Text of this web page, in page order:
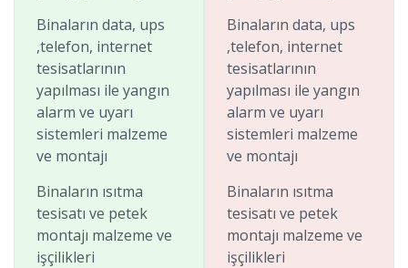
Binaların data, ups
,telefon, internet
tesisatlarının
yapılması ile yangın
alarm ve uyarı
sistemleri malzeme
ve montajı
Binaların ısıtma
tesisatı ve petek
montajı malzeme ve
işçilikleri
Binaların data, ups
,telefon, internet
tesisatlarının
yapılması ile yangın
alarm ve uyarı
sistemleri malzeme
ve montajı
Binaların ısıtma
tesisatı ve petek
montajı malzeme ve
işçilikleri